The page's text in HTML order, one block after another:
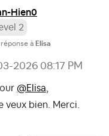
Hien0
2
réponse à Elisa
2026 08:17 PM
@Elisa,
veux bien. Merci.